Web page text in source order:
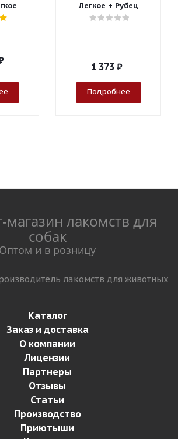
Легкое + Рубец
1 373 ₽
Подробнее
магазин лакомств для
собак
Оптом и в розницу
лакомств для животных
Каталог
Заказ и доставка
О компании
Лицензии
Партнеры
Отзывы
Статьи
Производство
Приютыши